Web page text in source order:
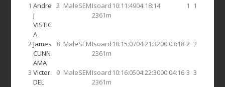
1 Andre
j
VISTIC
A
2 MaleSEMIsoard
2361m
10:11:4904:18:14 1 1
2James
CUNN
AMA
8 MaleSEMIsoard
2361m
10:15:0704:21:3200:03:18 2 2
3 Victor
DEL
9 MaleSEMIsoard
2361m
10:16:0504:22:3000:04:16 3 3